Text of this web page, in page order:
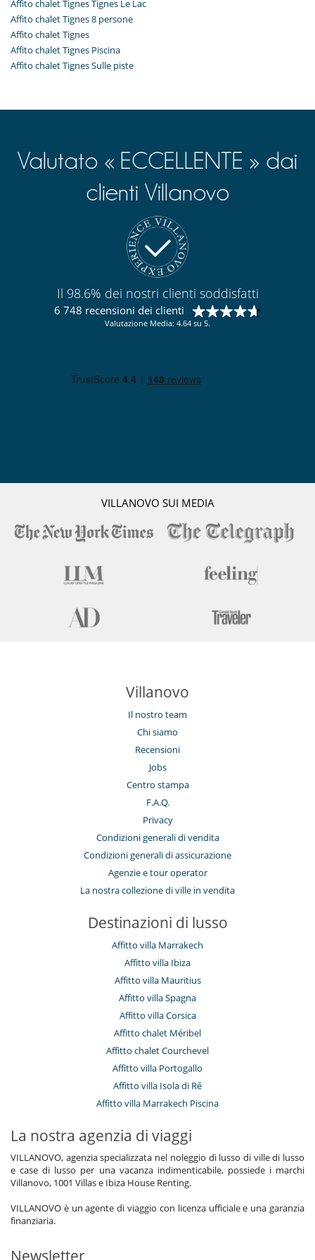
Affito chalet Tignes Tignes Le Lac
Affito chalet Tignes 8 persone
Affito chalet Tignes
Affito chalet Tignes Piscina
Affito chalet Tignes Sulle piste
Valutato « ECCELLENTE » dai
clienti Villanovo
Il 98.6% dei nostri clienti soddisfatti
6 748 recensioni dei clienti
Valutazione Media: 4.64 su 5.
VILLANOVO SUI MEDIA
Villanovo
Il nostro team
Chi siamo
Recensioni
Jobs
Centro stampa
F.A.Q.
Privacy
Condizioni generali di vendita
Condizioni generali di assicurazione
Agenzie e tour operator
La nostra collezione di ville in vendita
Destinazioni di lusso
Affitto villa Marrakech
Affitto villa Ibiza
Affitto villa Mauritius
Affitto villa Spagna
Affitto villa Corsica
Affitto chalet Méribel
Affitto chalet Courchevel
Affitto villa Portogallo
Affitto villa Isola di Ré
Affitto villa Marrakech Piscina
La nostra agenzia di viaggi
VILLANOVO, agenzia specializzata nel noleggio di lusso di ville di lusso
e case di lusso per una vacanza indimenticabile, possiede i marchi
Villanovo, 1001 Villas e Ibiza House Renting.
VILLANOVO è un agente di viaggio con licenza ufficiale e una garanzia
finanziaria.